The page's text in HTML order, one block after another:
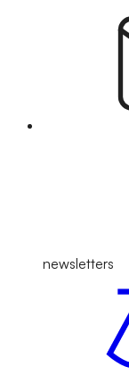
newsletters